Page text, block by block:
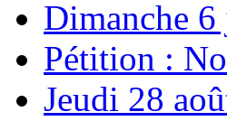
Dimanche
Pétition :
Jeudi 28